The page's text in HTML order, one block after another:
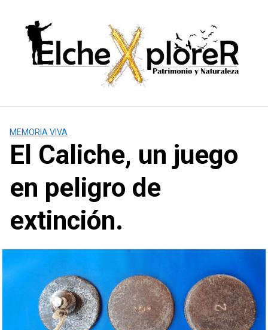
contenido
MEMORIA VIVA
El Caliche, un juego
en peligro de
extinción.